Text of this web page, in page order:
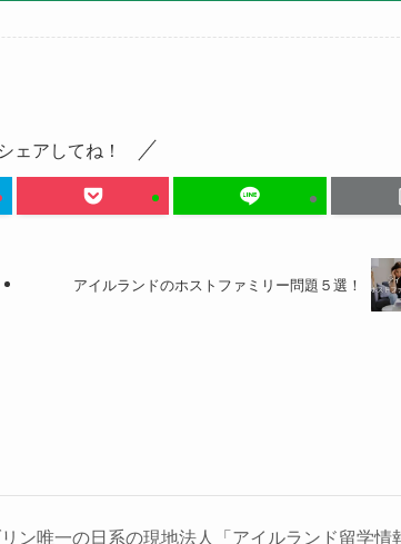
ェアしてね！
アイルランドのホストファミリー問題５選！
ン唯一の日系の現地法人「アイルランド留学情